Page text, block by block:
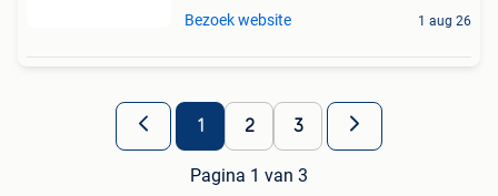
Bezoek website 1 aug 26
1 2 3
Pagina 1 van 3